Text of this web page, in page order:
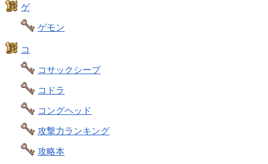
ゲ
ゲモン
コ
コサックシープ
コドラ
コングヘッド
攻撃力ランキング
攻略本